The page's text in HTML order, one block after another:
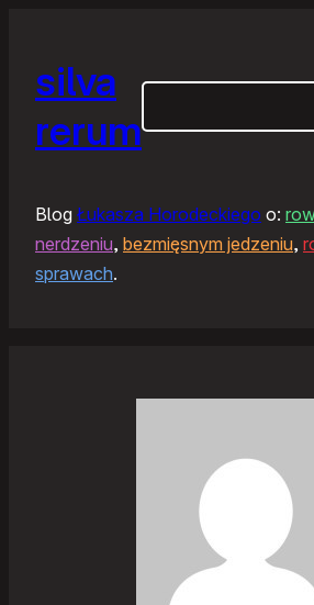
silva
rerum
Blog Łukasza Horodeckiego o:
nerdzeniu, bezmięsnym jedzeniu,
sprawach.